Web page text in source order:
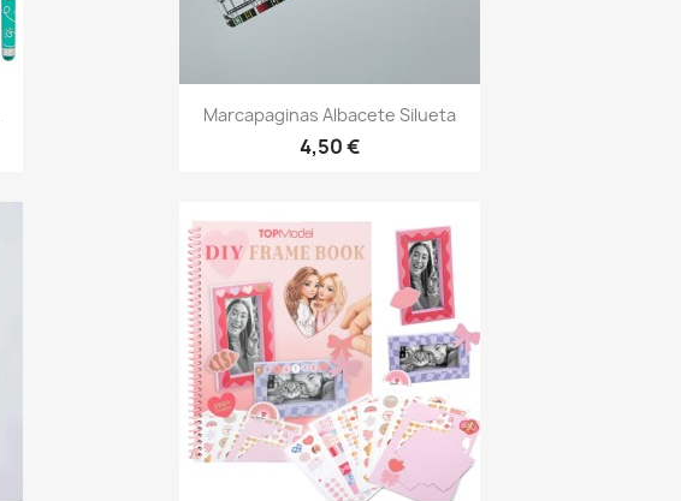
Vista rápida
Marcapaginas Albacete Silueta
4,50 €